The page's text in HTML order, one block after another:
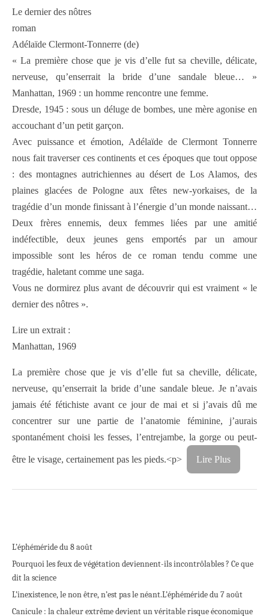
Le dernier des nôtres
roman
Adélaïde Clermont-Tonnerre (de)
« La première chose que je vis d’elle fut sa cheville, délicate,
nerveuse, qu’enserrait la bride d’une sandale bleue… »
Manhattan, 1969 : un homme rencontre une femme.
Dresde, 1945 : sous un déluge de bombes, une mère agonise en
accouchant d’un petit garçon.
Avec puissance et émotion, Adélaïde de Clermont Tonnerre
nous fait traverser ces continents et ces époques que tout oppose
: des montagnes autrichiennes au désert de Los Alamos, des
plaines glacées de Pologne aux fêtes new-yorkaises, de la
tragédie d’un monde finissant à l’énergie d’un monde naissant…
Deux frères ennemis, deux femmes liées par une amitié
indéfectible, deux jeunes gens emportés par un amour
impossible sont les héros de ce roman tendu comme une
tragédie, haletant comme une saga.
Vous ne dormirez plus avant de découvrir qui est vraiment « le
dernier des nôtres ».
Lire un extrait :
Manhattan, 1969
La première chose que je vis d’elle fut sa cheville, délicate,
nerveuse, qu’enserrait la bride d’une sandale bleue. Je n’avais
jamais été fétichiste avant ce jour de mai et si j’avais dû me
concentrer sur une partie de l’anatomie féminine, j’aurais
spontanément choisi les fesses, l’entrejambe, la gorge ou peut-
être le visage, certainement pas les pieds.<p> Lire Plus
L’éphéméride du 8 août
Pourquoi les feux de végétation deviennent-ils incontrôlables ? Ce que
dit la science
L’inexistence, le non être, n’est pas le néant.L’éphéméride du 7 août
Canicule : la chaleur extrême devient un véritable risque économique